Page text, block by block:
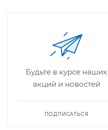
Будьте в курсе наших
акций и новостей
ПОДПИСАТЬСЯ